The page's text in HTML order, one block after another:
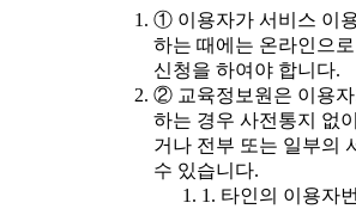
① 이용자가 서비스 이
하는 때에는 온라인으
신청을 하여야 합니다.
② 교육정보원은 이용
하는 경우 사전통지 없
거나 전부 또는 일부의
수 있습니다.
1. 타인의 이용자